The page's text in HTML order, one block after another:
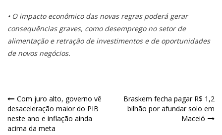
• O impacto econômico das novas regras poderá gerar
consequências graves, como desemprego no setor de
alimentação e retração de investimentos e de oportunidades
de novos negócios.
Navegação
de
Com juro alto, governo vê
desaceleração maior do PIB
neste ano e inflação ainda
acima da meta
Braskem fecha pagar R$ 1,2
bilhão por afundar solo em
Maceió